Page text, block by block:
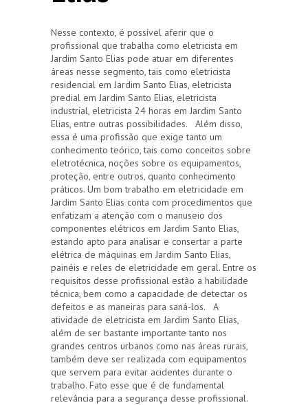
Nesse contexto, é possível aferir que o
profissional que trabalha como eletricista em
Jardim Santo Elias pode atuar em diferentes
áreas nesse segmento, tais como eletricista
residencial em Jardim Santo Elias, eletricista
predial em Jardim Santo Elias, eletricista
industrial, eletricista 24 horas em Jardim Santo
Elias, entre outras possibilidades. Além disso,
essa é uma profissão que exige tanto um
conhecimento teórico, tais como conceitos sobre
eletrotécnica, noções sobre os equipamentos,
proteção, entre outros, quanto conhecimento
práticos. Um bom trabalho em eletricidade em
Jardim Santo Elias conta com procedimentos que
enfatizam a atenção com o manuseio dos
componentes elétricos em Jardim Santo Elias,
estando apto para analisar e consertar a parte
elétrica de máquinas em Jardim Santo Elias,
painéis e reles de eletricidade em geral. Entre os
requisitos desse profissional estão a habilidade
técnica, bem como a capacidade de detectar os
defeitos e as maneiras para saná-los. A
atividade de eletricista em Jardim Santo Elias,
além de ser bastante importante tanto nos
grandes centros urbanos como nas áreas rurais,
também deve ser realizada com equipamentos
que servem para evitar acidentes durante o
trabalho. Fato esse que é de fundamental
relevância para a segurança desse profissional.